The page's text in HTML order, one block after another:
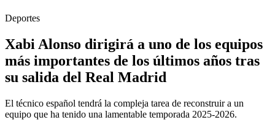
Deportes
Xabi Alonso dirigirá a uno de los equipos
más importantes de los últimos años tras
su salida del Real Madrid
El técnico español tendrá la compleja tarea de reconstruir a un
equipo que ha tenido una lamentable temporada 2025-2026.